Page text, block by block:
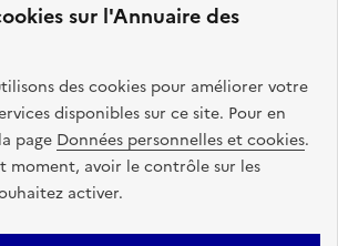
sur l'Annuaire des
des cookies pour améliorer votre
disponibles sur ce site. Pour en
page Données personnelles et cookies.
moment, avoir le contrôle sur les
activer.
. Le code source de ce site web
libre. Le design de ce site est conçu
de l’État.
info.gouv.fr
data.gouv.fr
: non conforme Mentions légales